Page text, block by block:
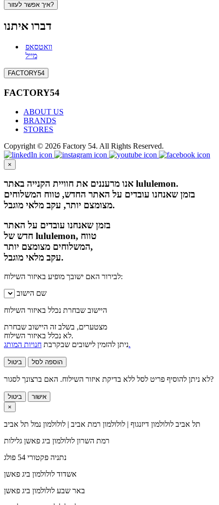
איך אפשר לעזור?
דברו איתנו
וואטסאפ
מייל
FACTORY54
FACTORY54
ABOUT US
BRANDS
STORES
Copyright © 2026 Factory 54. All Rights Reserved.
×
אנו מרעננים את חוויית הקנייה באתר lululemon.
בזמן שאנחנו עובדים על האתר החדש, טווח המשלוחים
מצומצם יותר, עקב מלאי מוגבל.
בזמן שאנחנו עובדים על האתר
חדש של lululemon, טווח
המשלוחים מצומצם יותר,
עקב מלאי מוגבל.
לבירור האם ישובך מופיע באיזור השילוח:
שם הישוב
היישוב שבחרת נכלל באיזור השילוח
מצטערים, בשלב זה היישוב שבחרת
לא נכלל באיזור השילוח.
ניתן להזמין לישובים שבקרבתחנויות המותג.
ביטול הוספה לסל
לא ניתן להוסיף פריט לסל ללא בדיקת איזור השילוח. האם ברצונך לסגור?
ביטול
אישור
×
תל אביב לולולמון דיזנגוף | לולולמון רמת אביב | לולולמון נמל תל אביב
רמת השרון לולולמון ביג פאשן גלילות
נתניה פקטורי 54 פולג
אשדוד לולולמון ביג פאשן
באר שבע לולולמון ביג פאשן